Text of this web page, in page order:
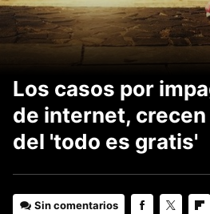
Los casos por
de internet, crecen
del 'todo es gratis'
Sin comentarios